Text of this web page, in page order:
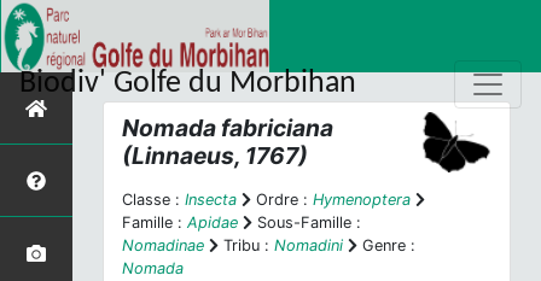
Biodiv' Golfe du Morbihan
Nomada fabriciana
(Linnaeus, 1767)
Classe : Insecta Ordre : Hymenoptera
Famille : Apidae
Sous-Famille :
Nomadinae
Tribu : Nomadini
Genre :
Nomada